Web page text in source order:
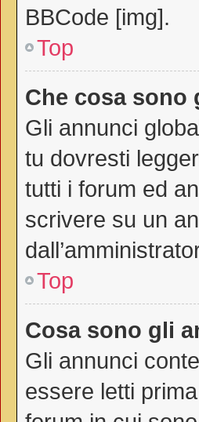
BBCode [img].
Top
Che cosa
Gli annunci
tu dovresti
tutti i forum ed
scrivere su un
Top
Cosa sono gli
Gli annunci
essere letti